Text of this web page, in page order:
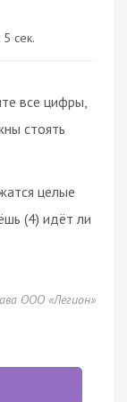
сек.
все цифры,
стоять
целые
(4) идёт ли
ООО «Легион»